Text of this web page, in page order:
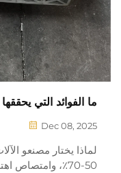
ما الفوائد التي
Dec 08, 2025
لماذا يختار مصنعو